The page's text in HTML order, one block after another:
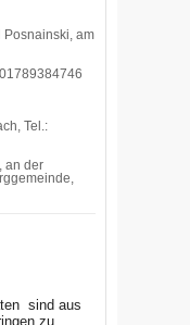
Posnainski, am
Tel.:
an der
sind aus
zu